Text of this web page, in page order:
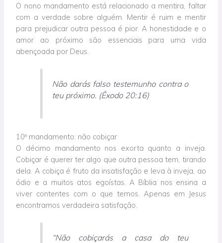
O nono mandamento está relacionado a mentira, faltar
com a verdade sobre alguém. Mentir é ruim e mentir
para prejudicar outra pessoa é pior. A honestidade e o
amor ao próximo são essenciais para uma vida
abençoada por Deus.
Não darás falso testemunho contra o
teu próximo. (Êxodo 20:16)
10º mandamento: não cobiçar
O décimo mandamento nos exorta quanto a inveja.
Cobiçar é querer ter algo que outra pessoa tem, tirando
dela. A cobiça é fruto da insatisfação e leva à inveja, ao
ódio e a muitos atos egoístas. A Bíblia nos ensina a
viver contentes com o que temos. Apenas em Jesus
encontramos verdadeira satisfação.
“Não cobiçarás a casa do teu